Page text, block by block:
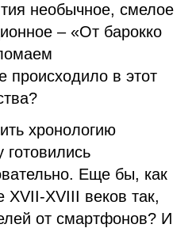
необычное, смелое
– «От барокко
происходило в этот
хронологию
готовились
Еще бы, как
XVII-XVIII веков так,
от смартфонов? И